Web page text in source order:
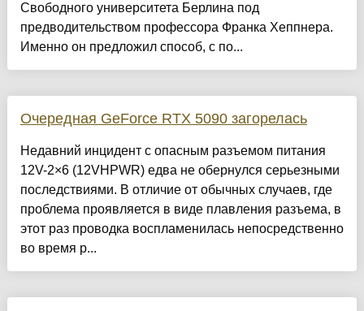
Свободного университета Берлина под
предводительством профессора Франка Хеппнера.
Именно он предложил способ, с по...
Очередная GeForce RTX 5090 загорелась
Недавний инцидент с опасным разъемом питания
12V-2×6 (12VHPWR) едва не обернулся серьезными
последствиями. В отличие от обычных случаев, где
проблема проявляется в виде плавления разъема, в
этот раз проводка воспламенилась непосредственно
во время р...